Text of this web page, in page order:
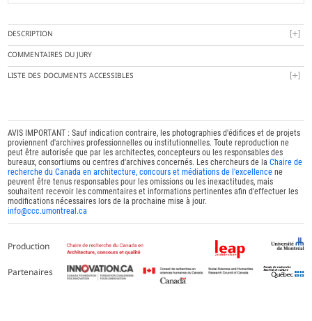
DESCRIPTION
COMMENTAIRES DU JURY
LISTE DES DOCUMENTS ACCESSIBLES
AVIS IMPORTANT : Sauf indication contraire, les photographies d'édifices et de projets
proviennent d'archives professionnelles ou institutionnelles. Toute reproduction ne
peut être autorisée que par les architectes, concepteurs ou les responsables des
bureaux, consortiums ou centres d'archives concernés. Les chercheurs de laChaire de
recherche du Canada en architecture, concours et médiations de l'excellence ne
peuvent être tenus responsables pour les omissions ou les inexactitudes, mais
souhaitent recevoir les commentaires et informations pertinentes afin d'effectuer les
modifications nécessaires lors de la prochaine mise à jour.
info@ccc.umontreal.ca
Production
Partenaires